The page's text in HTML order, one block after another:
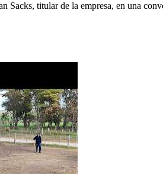
titular de la empresa, en una